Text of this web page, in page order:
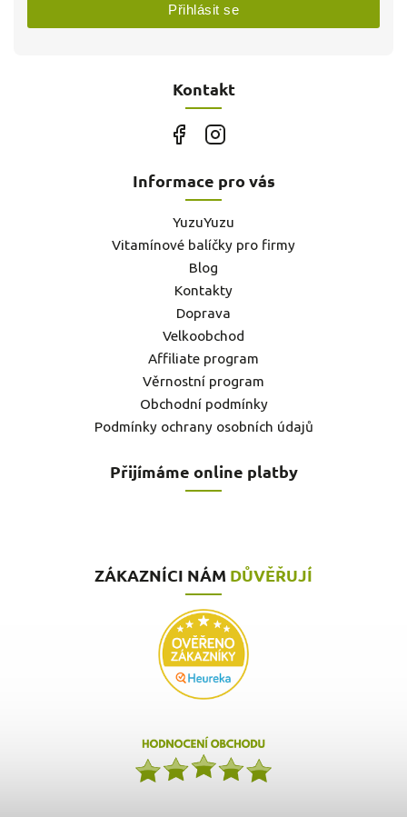
Kontakt
Přihlásit se
Informace pro vás
YuzuYuzu
Vitamínové balíčky pro firmy
Blog
Kontakty
Doprava
Velkoobchod
Affiliate program
Věrnostní program
Obchodní podmínky
Podmínky ochrany osobních údajů
Přijímáme online platby
ZÁKAZNÍCI NÁM DŮVĚŘUJÍ